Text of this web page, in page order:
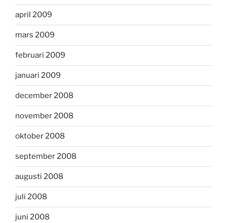
april 2009
mars 2009
februari 2009
januari 2009
december 2008
november 2008
oktober 2008
september 2008
augusti 2008
juli 2008
juni 2008